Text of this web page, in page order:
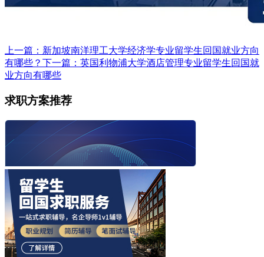
上一篇：新加坡南洋理工大学经济学专业留学生回国就业方向
有哪些？​ 下一篇：英国利物浦大学酒店管理专业留学生回国就
业方向有哪些
求职方案推荐